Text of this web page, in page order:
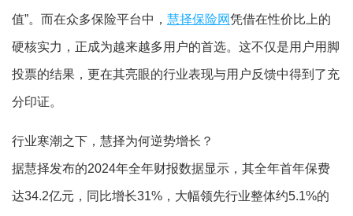
值”。而在众多保险平台中， 慧择保险网凭借在性价比上的
硬核实力，正成为越来越多用户的首选。这不仅是用户用脚
投票的结果，更在其亮眼的行业表现与用户反馈中得到了充
分印证。
行业寒潮之下，慧择为何逆势增长？
据慧择发布的2024年全年财报数据显示，其全年首年保费
达34.2亿元，同比增长31%，大幅领先行业整体约5.1%的